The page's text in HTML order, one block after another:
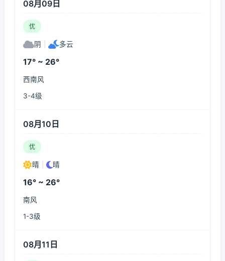
08月09日
优
阴 多云
17° ~ 26°
西南风
3-4级
08月10日
优
晴 晴
16° ~ 26°
南风
1-3级
08月11日